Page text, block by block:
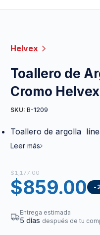
Helvex
Toallero de
Cromo
SKU: B-1209
Toallero de argolla
Leer más
$1,177.00
$859.00 -
Entrega estimada
5 días después de tu